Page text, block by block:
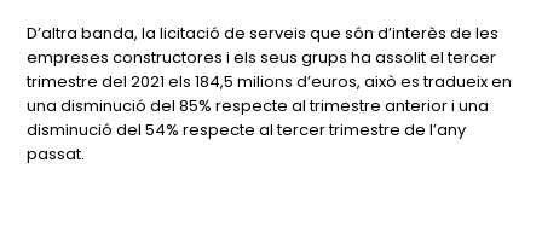
D’altra banda, la licitació de serveis que són d’interès de les
empreses constructores i els seus grups ha assolit el tercer
trimestre del 2021 els 184,5 milions d’euros, això es tradueix en
una disminució del 85% respecte al trimestre anterior i una
disminució del 54% respecte al tercer trimestre de l’any
passat.